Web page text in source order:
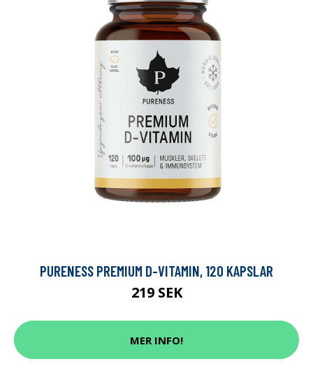
PURENESS PREMIUM D-VITAMIN, 120 KAPSLAR
219 SEK
MER INFO!